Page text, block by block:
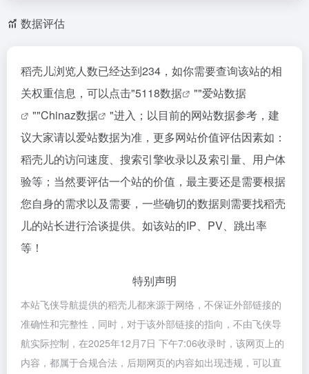
数据评估
稻壳儿浏览人数已经达到234，如你需要查询该站的相
关权重信息，可以点击"5118数据 ""爱站数据
""Chinaz数据
"进入；以目前的网站数据参考，建
议大家请以爱站数据为准，更多网站价值评估因素如：
稻壳儿的访问速度、搜索引擎收录以及索引量、用户体
验等；当然要评估一个站的价值，最主要还是需要根据
您自身的需求以及需要，一些确切的数据则需要找稻壳
儿的站长进行洽谈提供。如该站的IP、PV、跳出率
等！
特别声明
本站飞侠导航提供的稻壳儿都来源于网络，不保证外部链接的
准确性和完整性，同时，对于该外部链接的指向，不由飞侠导
航实际控制，在2025年12月7日 下午7:06收录时，该网页上的
内容，都属于合规合法，后期网页的内容如出现违规，可以直